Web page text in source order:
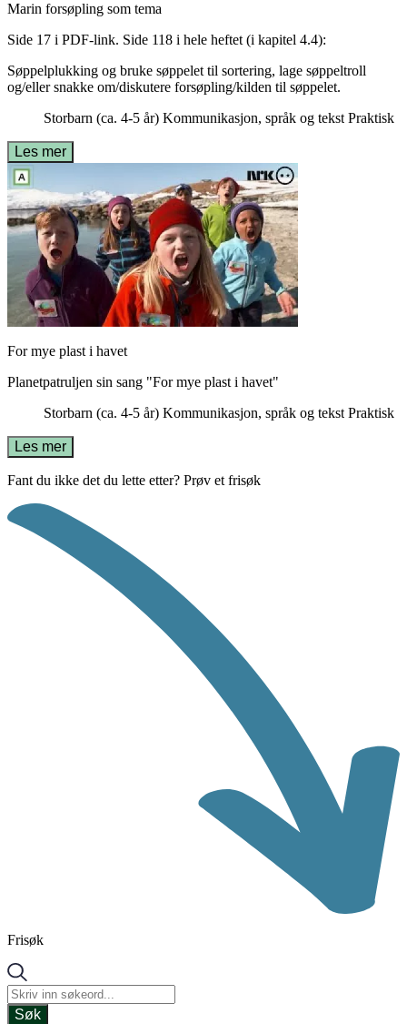
Marin forsøpling som tema
Side 17 i PDF-link. Side 118 i hele heftet (i kapitel 4.4):
Søppelplukking og bruke søppelet til sortering, lage søppeltroll
og/eller snakke om/diskutere forsøpling/kilden til søppelet.
Storbarn (ca. 4-5 år) Kommunikasjon, språk og tekst Praktisk
Les mer
For mye plast i havet
Planetpatruljen sin sang "For mye plast i havet"
Storbarn (ca. 4-5 år) Kommunikasjon, språk og tekst Praktisk
Les mer
Fant du ikke det du lette etter? Prøv et frisøk
Frisøk
Søk